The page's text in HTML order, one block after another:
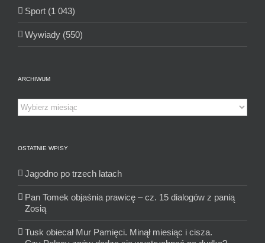
Sport (1 043)
Wywiady (550)
ARCHIWUM
Archiwum
OSTATNIE WPISY
Jagodno po trzech latach
Pan Tomek objaśnia prawicę – cz. 15 dialogów z panią
Zosią
Tusk obiecał Mur Pamięci. Minął miesiąc i cisza.